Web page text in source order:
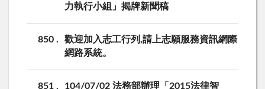
力執行小組」揭牌新聞稿
850
歡迎加入志工行列,請上志願服務資訊網際
網路系統。
851
104/07/02 法務部辦理「2015法律智